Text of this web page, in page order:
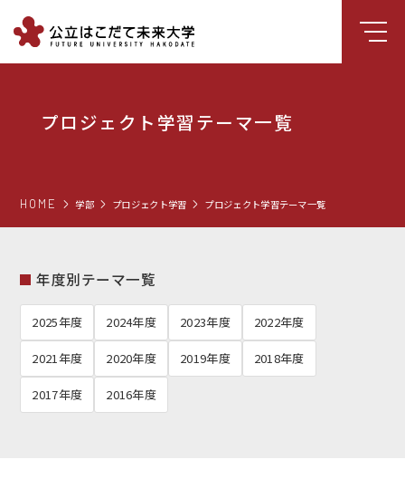
学部
就職支援
組織・センター
図書館
受験生向け情報
プロジェクト学習テーマ一覧
HOME 学部 プロジェクト学習 プロジェクト学習テーマ一覧
年度別テーマ一覧
2025年度 2024年度 2023年度 2022年度
2021年度 2020年度 2019年度 2018年度
2017年度 2016年度